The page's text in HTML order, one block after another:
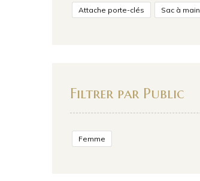
Attache porte-clés Sac à main
Filtrer par Public
Femme